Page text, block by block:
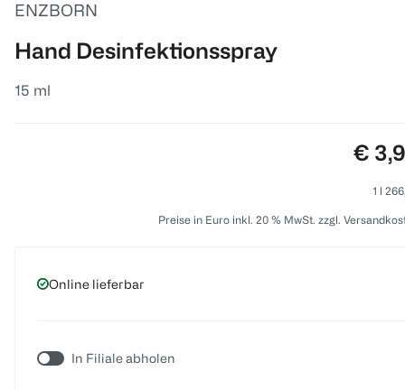
ENZBORN
Hand Desinfektionsspray
15 ml
€
1 l
Preise in Euro inkl. 20 % MwSt. zzgl.
Online lieferbar
In Filiale abholen